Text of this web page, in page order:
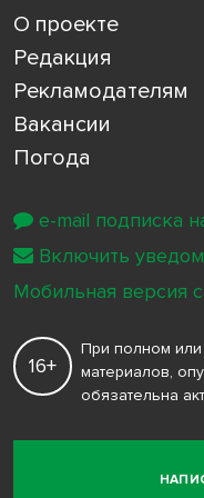
О проекте
Редакция
Рекламодателям
Вакансии
Погода
16+
При полном или
материалов,
обязательна
e-mail подписка
Включить
Мобильная версия